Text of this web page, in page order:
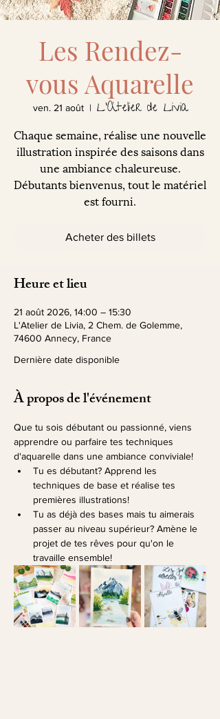
Les Rendez-
vous Aquarelle
ven. 21 août
  |
L'Atelier de Livia
Chaque semaine, réalise une nouvelle
illustration inspirée des saisons dans
une ambiance chaleureuse.
Débutants bienvenus, tout le matériel
est fourni.
Acheter des billets
Heure et lieu
21 août 2026, 14:00 – 15:30
L'Atelier de Livia, 2 Chem. de Golemme,
74600 Annecy, France
Dernière date disponible
À propos de l'événement
Que tu sois débutant ou passionné, viens
apprendre ou parfaire tes techniques
d'aquarelle dans une ambiance conviviale!
Tu es débutant? Apprend les
techniques de base et réalise tes
premières illustrations!
Tu as déjà des bases mais tu aimerais
passer au niveau supérieur? Amène le
projet de tes rêves pour qu'on le
travaille ensemble!